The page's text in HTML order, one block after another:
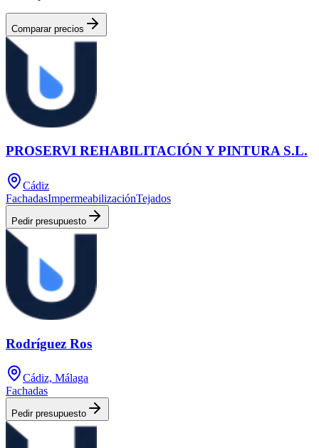
Comparar precios
PROSERVI REHABILITACIÓN Y PINTURA S.L.
Cádiz
FachadasImpermeabilizaciónTejados
Pedir presupuesto
Rodríguez Ros
Cádiz, Málaga
Fachadas
Pedir presupuesto